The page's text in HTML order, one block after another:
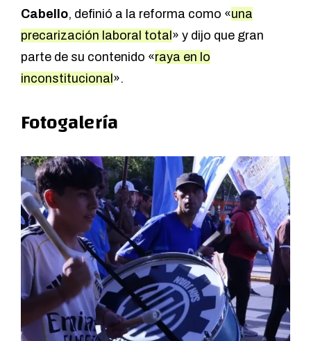
Cabello, definió a la reforma como «una
precarización laboral total» y dijo que gran
parte de su contenido «raya en lo
inconstitucional».
Fotogalería